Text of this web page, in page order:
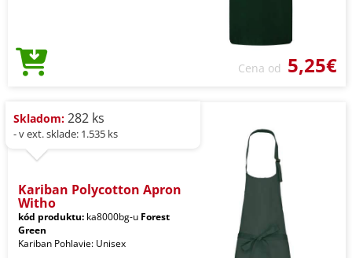
Cena od 5,25€
Skladom: 282 ks
- v ext. sklade: 1.535 ks
Kariban Polycotton Apron
Witho
kód produktu: ka8000bg-u Forest
Green
Kariban Pohlavie: Unisex